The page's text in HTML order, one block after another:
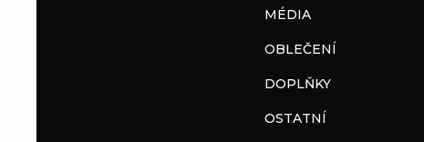
MÉDIA
OBLEČENÍ
DOPLŇKY
OSTATNÍ